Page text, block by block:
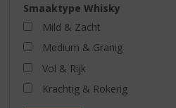
Smaaktype Whisky
Mild & Zacht
Medium & Granig
Vol & Rijk
Krachtig & Rokerig